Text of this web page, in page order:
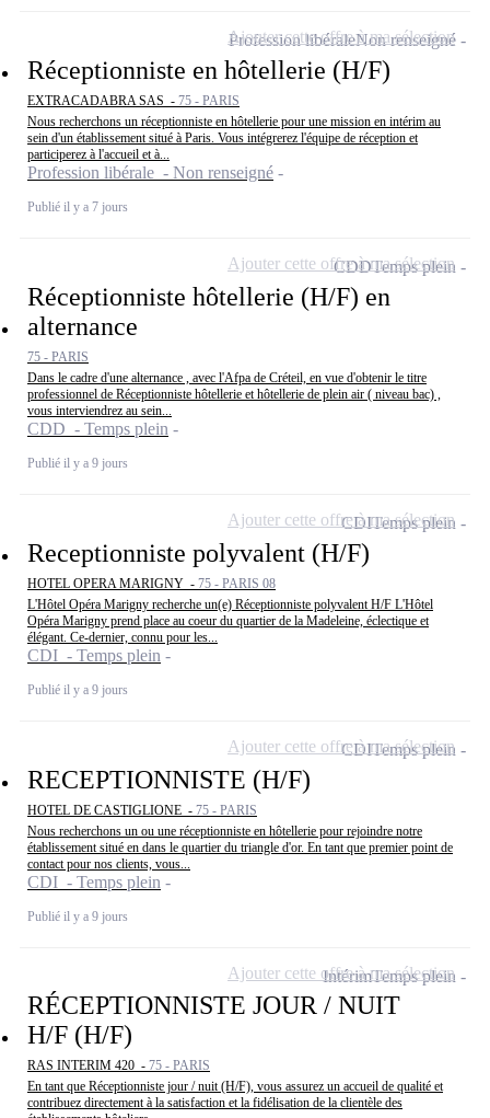
Réceptionniste en hôtellerie (H/F)
EXTRACADABRA SAS - 75 - PARIS
Nous recherchons un réceptionniste en hôtellerie pour une mission en intérim au
sein d'un établissement situé à Paris. Vous intégrerez l'équipe de réception et
participerez à l'accueil et à...
Profession libérale - Non renseigné
Publié il y a 7 jours
Profession libéraleNon renseigné
Ajouter cette offre à ma sélection
Réceptionniste hôtellerie (H/F) en
alternance
75 - PARIS
Dans le cadre d'une alternance , avec l'Afpa de Créteil, en vue d'obtenir le titre
professionnel de Réceptionniste hôtellerie et hôtellerie de plein air ( niveau bac) ,
vous interviendrez au sein...
CDD - Temps plein
Publié il y a 9 jours
CDDTemps plein
Ajouter cette offre à ma sélection
Receptionniste polyvalent (H/F)
HOTEL OPERA MARIGNY - 75 - PARIS 08
L'Hôtel Opéra Marigny recherche un(e) Réceptionniste polyvalent H/F L'Hôtel
Opéra Marigny prend place au coeur du quartier de la Madeleine, éclectique et
élégant. Ce-dernier, connu pour les...
CDI - Temps plein
Publié il y a 9 jours
CDITemps plein
Ajouter cette offre à ma sélection
RECEPTIONNISTE (H/F)
HOTEL DE CASTIGLIONE - 75 - PARIS
Nous recherchons un ou une réceptionniste en hôtellerie pour rejoindre notre
établissement situé en dans le quartier du triangle d'or. En tant que premier point de
contact pour nos clients, vous...
CDI - Temps plein
Publié il y a 9 jours
CDITemps plein
Ajouter cette offre à ma sélection
RÉCEPTIONNISTE JOUR / NUIT
H/F (H/F)
RAS INTERIM 420 - 75 - PARIS
En tant que Réceptionniste jour / nuit (H/F), vous assurez un accueil de qualité et
contribuez directement à la satisfaction et la fidélisation de la clientèle des
IntérimTemps plein
Ajouter cette offre à ma sélection